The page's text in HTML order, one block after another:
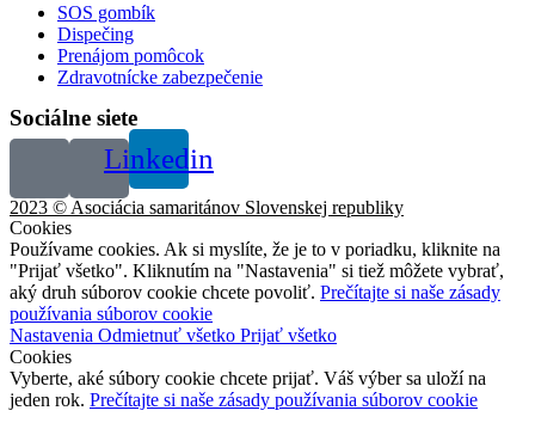
SOS gombík
Dispečing
Prenájom pomôcok
Zdravotnícke zabezpečenie
Sociálne siete
Linkedin
2023 © Asociácia samaritánov Slovenskej republiky
Cookies
Používame cookies. Ak si myslíte, že je to v poriadku, kliknite na
"Prijať všetko". Kliknutím na "Nastavenia" si tiež môžete vybrať,
aký druh súborov cookie chcete povoliť. Prečítajte si naše zásady
používania súborov cookie
Nastavenia Odmietnuť všetko Prijať všetko
Cookies
Vyberte, aké súbory cookie chcete prijať. Váš výber sa uloží na
jeden rok. Prečítajte si naše zásady používania súborov cookie